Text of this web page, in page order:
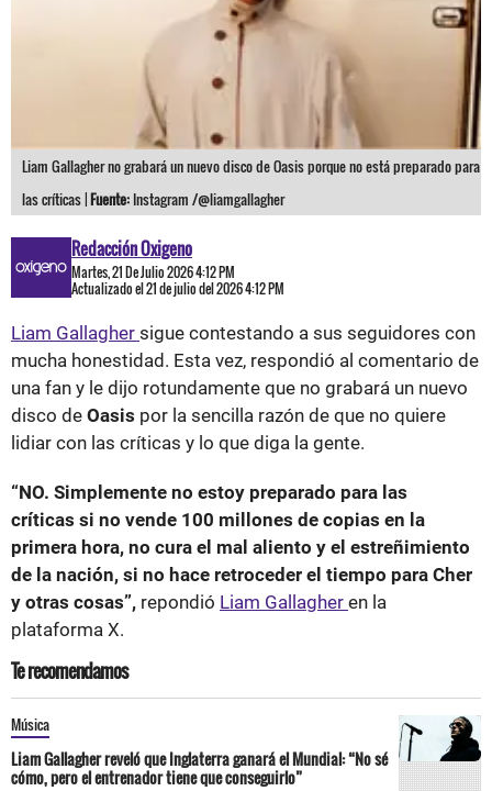
Liam Gallagher no grabará un nuevo disco de Oasis porque no está preparado para
las críticas |Fuente: Instagram /@liamgallagher
Redacción Oxigeno
Martes, 21 De Julio 2026 4:12 PM
Actualizado el 21 de julio del 2026 4:12 PM
Liam Gallagher sigue contestando a sus seguidores con
mucha honestidad. Esta vez, respondió al comentario de
una fan y le dijo rotundamente que no grabará un nuevo
disco de Oasis por la sencilla razón de que no quiere
lidiar con las críticas y lo que diga la gente.
“NO. Simplemente no estoy preparado para las
críticas si no vende 100 millones de copias en la
primera hora, no cura el mal aliento y el estreñimiento
de la nación, si no hace retroceder el tiempo para Cher
y otras cosas”, repondió Liam Gallagher en la
plataforma X.
Te recomendamos
Música
Liam Gallagher reveló que Inglaterra ganará el Mundial: “No sé
cómo, pero el entrenador tiene que conseguirlo”